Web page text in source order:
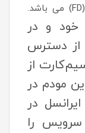
خود و در
از دسترس
از
مودم در
در
را